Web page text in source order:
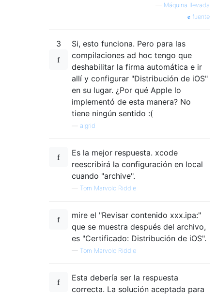
— Máquina llevada
fuente
3
Si, esto funciona. Pero para las
compilaciones ad hoc tengo que
deshabilitar la firma automática e ir
allí y configurar "Distribución de iOS"
en su lugar. ¿Por qué Apple lo
implementó de esta manera? No
tiene ningún sentido :(
algrid
Es la mejor respuesta. xcode
reescribirá la configuración en local
cuando "archive".
— Tom Marvolo Riddle
mire el "Revisar contenido xxx.ipa:"
que se muestra después del archivo,
es "Certificado: Distribución de iOS".
— Tom Marvolo Riddle
Esta debería ser la respuesta
correcta. La solución aceptada para